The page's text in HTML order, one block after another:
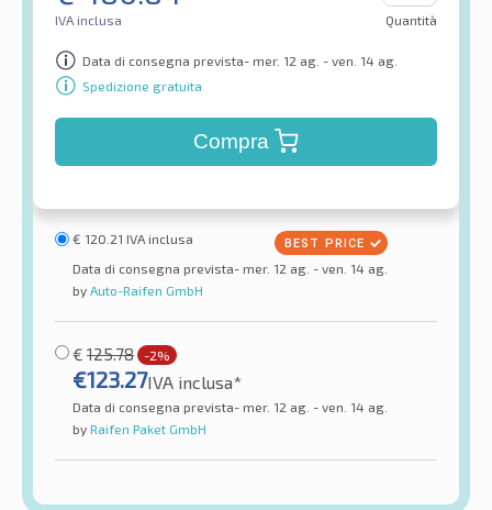
IVA inclusa Quantità
Data di consegna prevista- mer. 12 ag. - ven. 14 ag.
Spedizione gratuita
Compra
€ 120.21 IVA inclusa
Data di consegna prevista- mer. 12 ag. - ven. 14 ag.
by Auto-Raifen GmbH
€ 125.78 -2%
€123.27IVA inclusa*
Data di consegna prevista- mer. 12 ag. - ven. 14 ag.
by Raifen Paket GmbH